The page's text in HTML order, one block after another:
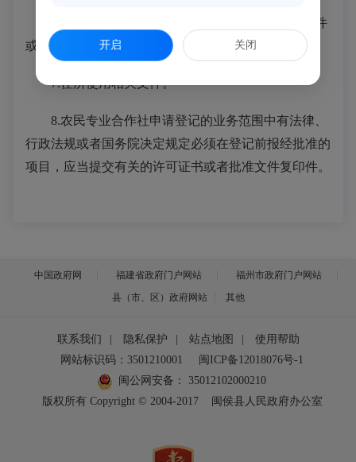
6.法定代表人签署的成员名册和成员主体资格文件
或自然人身份证明复印件。
7.住所使用相关文件。
8.农民专业合作社申请登记的业务范围中有法律、
行政法规或者国务院决定规定必须在登记前报经批准的
项目，应当提交有关的许可证书或者批准文件复印件。
中国政府网 福建省政府门户网站
福州市政府门户网站
县（市、区）政府网站
其他
联系我们 隐私保护 站点地图
使用帮助
网站标识码：3501210001
闽ICP备12018076号-1
闽公网安备：
35012102000210
版权所有 Copyright © 2004-2017
闽侯县人民政府办公室
开启 关闭